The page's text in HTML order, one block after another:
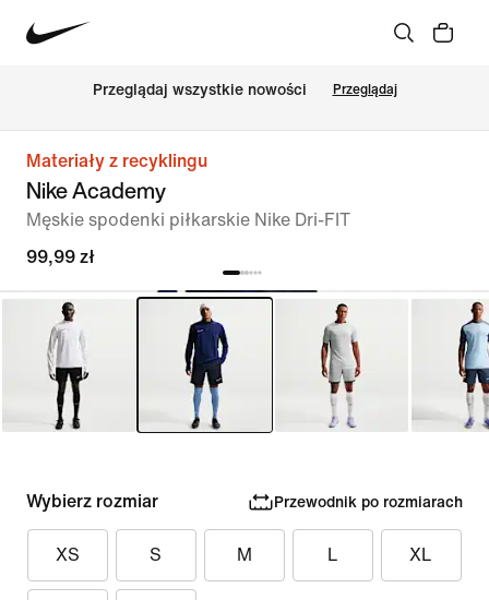
Przeglądaj wszystkie nowości Przeglądaj
Materiały z recyklingu
Nike Academy
Męskie spodenki piłkarskie Nike Dri-FIT
99,99 zł
Wybierz rozmiar Przewodnik po rozmiarach
XS S M L XL